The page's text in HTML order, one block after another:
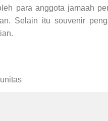
para anggota jamaah
Selain itu souvenir